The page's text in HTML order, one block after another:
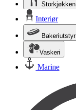
Storkjøkken
Interiør
Bakeriutstyr
Vaskeri
Marine